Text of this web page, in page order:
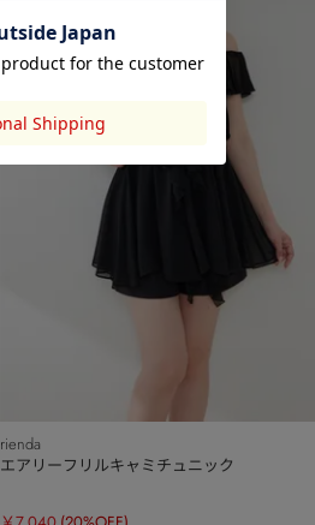
rienda
エアリーフリルキャミチュニック